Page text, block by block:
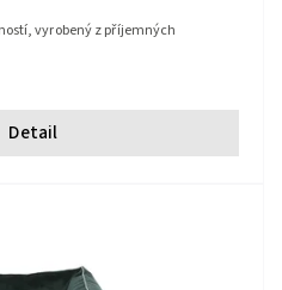
Detail
vyrobený z příjemných